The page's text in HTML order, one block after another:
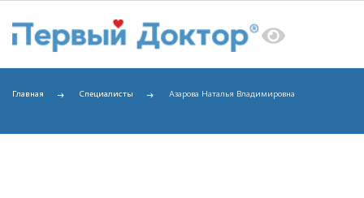
Главная Специалисты Азарова Наталья Владимировна